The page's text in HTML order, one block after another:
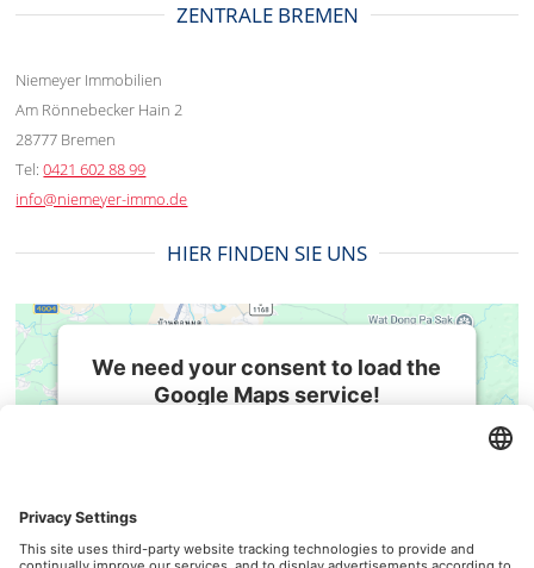
ZENTRALE BREMEN
Niemeyer Immobilien
Am Rönnebecker Hain 2
28777 Bremen
Tel:0421 602 88 99
info@niemeyer-immo.de
HIER FINDEN SIE UNS
We need your consent to load the
Google Maps service!